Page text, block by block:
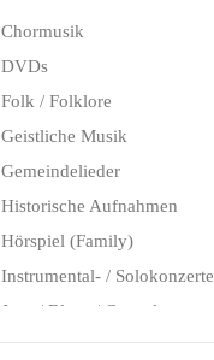
Chormusik
DVDs
Folk / Folklore
Geistliche Musik
Gemeindelieder
Historische Aufnahmen
Hörspiel (Family)
Instrumental- / Solokonzerte
Jazz / Blues / Gospel